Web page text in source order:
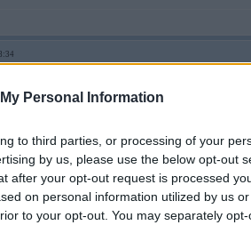
Personal Information
to third parties, or processing of your
by us, please use the below opt-out
after your opt-out request is processed
on personal information utilized by us
to your opt-out. You may separately
22:10:49@janisar330rakstīja:
sniedzis padomus citiem useriem? jā, tieši nevienu, tikai